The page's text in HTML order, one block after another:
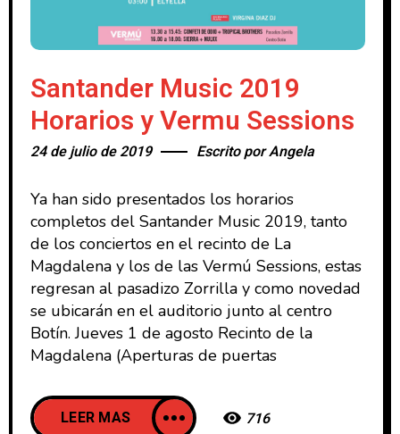
Santander Music 2019
Horarios y Vermu Sessions
24 de julio de 2019 Escrito porAngela
Ya han sido presentados los horarios
completos del Santander Music 2019, tanto
de los conciertos en el recinto de La
Magdalena y los de las Vermú Sessions, estas
regresan al pasadizo Zorrilla y como novedad
se ubicarán en el auditorio junto al centro
Botín. Jueves 1 de agosto Recinto de la
Magdalena (Aperturas de puertas
LEER MAS 716